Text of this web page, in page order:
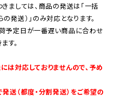
ましては、商品の発送は「一括
発送）」のみ対応となります。
予定日が一番遅い商品に合わせ
す。
は対応しておりませんので、予め
送（都度・分割発送）をご希望の